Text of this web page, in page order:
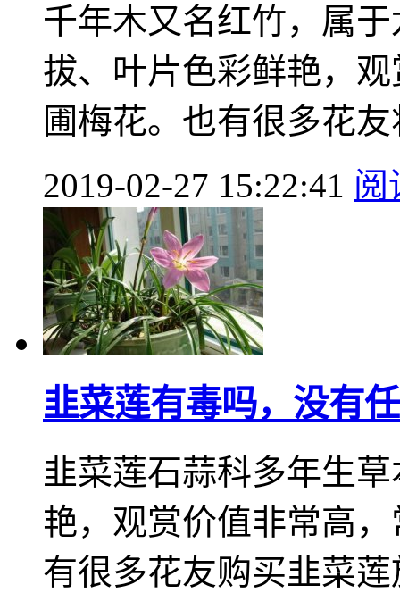
千年木又名红竹，属
拔、叶片色彩鲜艳，
圃梅花。也有很多花友
2019-02-27 15:22:41 阅
韭菜莲有毒吗，没有
韭菜莲石蒜科多年生
艳，观赏价值非常高
有很多花友购买韭菜莲